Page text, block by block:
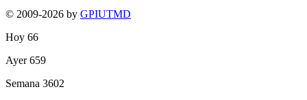
© 2009-2026 by GPIUTMD
Hoy 66
Ayer659
Semana 3602